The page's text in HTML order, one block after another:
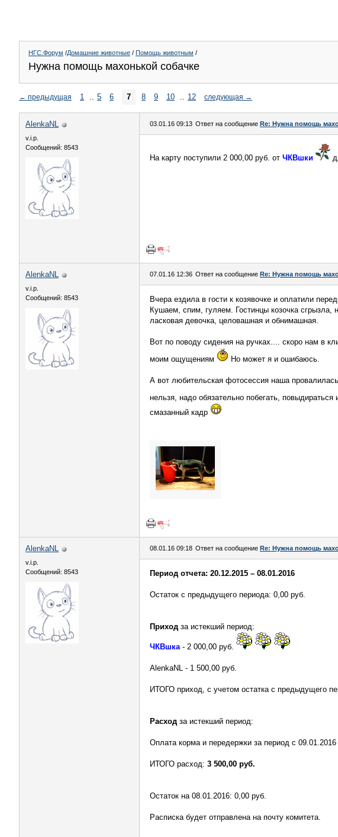
НГС.Форум /Домашние животные / Помощь животным /
Нужна помощь махонькой собачке
← предыдущая 1 .. 5 6 7 8 9 10 .. 12 следующая →
AlenkaNL
v.i.p.
Сообщений: 8543
03.01.16 09:13 Ответ на сообщение Re: Нужна помощь
На карту поступили 2 000,00 руб. от ЧКВшки
AlenkaNL
v.i.p.
Сообщений: 8543
07.01.16 12:36 Ответ на сообщение Re: Нужна помощь
Вчера ездила в гости к козявочке и оплатили
Кушаем, спим, гуляем. Гостинцы козочка
ласковая девочка, целовашная и обнимашная.
Вот по поводу сидения на ручках.... скоро нам в
моим ощущениям
Но может я и ошибаюсь.
А вот любительская фотосессия наша
нельзя, надо обязательно побегать,
смазанный кадр
AlenkaNL
v.i.p.
Сообщений: 8543
08.01.16 09:18 Ответ на сообщение Re: Нужна помощь
Период отчета: 20.12.2015 – 08.01.2016
Остаток с предыдущего периода: 0,00 руб.
Приход за истекший период:
ЧКВшка- 2 000,00 руб.
AlenkaNL - 1 500,00 руб.
ИТОГО приход, с учетом остатка с предыдущего
Расход за истекший период:
Оплата корма и передержки за период с
ИТОГО расход: 3 500,00 руб.
Остаток на 08.01.2016: 0,00 руб.
Расписка будет отправлена на почту комитета.